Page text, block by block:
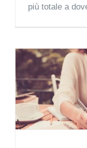
più totale a